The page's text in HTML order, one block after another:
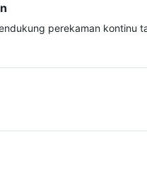
perekaman kontinu